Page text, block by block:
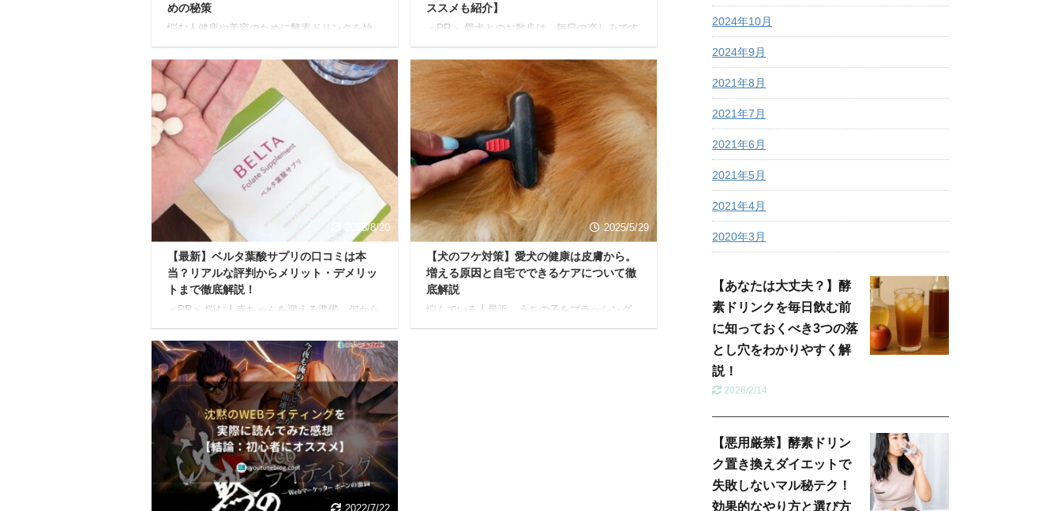
めの秘策
悩む人健康や美容のために酵素ドリンクを始
感じている方は、きっと少なくないでしょ
う。 独特の風味、青臭さ、とろみのある喉ご
し…。 期待していた味と違ってがっかりし、
せっかく買ったのに棚の奥にしまい込んでし
まう。そんな経験、ありませんか？ 本記事で
は、そんな酵素ドリンクの味に悩むあなたの
ために、味が苦手な科学的な理由から、今日
から試せる具体的なアレンジ方法までを徹底
解説します。 読了すれば、もう酵素ドリンク
を「まずい」と諦める必要はありません。 酵
素ドリンクが「まずい ...
ススメも紹介】
＜PR＞ 愛犬とのお散歩は、毎日の楽しみです
うれしくなるものです。 しかし、愛犬にいつ
も着けている首輪が、もしかしたら体に負担
をかけているかもしれません。 悩んでいる人
うちの子、首輪だとお散歩中によく咳き込む
の。引っ張りが強くて、見ていて苦しそうに
見えるし...もしかして、気管が弱いんじゃない
かな…？ このような心配をしている飼い主さ
んは少なくないはず。 本記事を読んでわかる
こと 首輪が愛犬に与える影響 首に優しいハー
ネスを選ぶ時の大切なポイント 特にオススメ
のハ ...
2025/8/20
【最新】ベルタ葉酸サプリの口コミは本
当？リアルな評判からメリット・デメリッ
トまで徹底解説！
＜PR＞ 悩む人赤ちゃんを迎える準備、何から
ちゃんとできてるかな？ 妊活中や妊娠中の女
性は、多くの不安や疑問を抱えることがあり
ますよね。 そんな時「葉酸サプリ」は、赤ち
ゃんの健やかな成長とママの健康維持をサポ
ートする欠かせないアイテムとして注目され
ています。 しかし、たくさんの葉酸サプリの
中から、 どれを選べばいいのか？ 本当に効果
があるのか？ 毎日続けられるか？ と迷う方も
多いでしょう。 そこで、ぜひ知ってほしいの
が「ベルタ葉酸サプリ」です。 ベルタ葉酸サ
プリは7 ...
2025/5/29
【犬のフケ対策】愛犬の健康は皮膚から。
増える原因と自宅でできるケアについて徹
底解説
悩んでいる人最近、うちの子をブラッシング
2022/7/22
2024年10月
2024年9月
2021年8月
2021年7月
2021年6月
2021年5月
2021年4月
2020年3月
【あなたは大丈夫？】酵
素ドリンクを毎日飲む前
に知っておくべき3つの落
とし穴をわかりやすく解
説！
2026/2/14
【悪用厳禁】酵素ドリン
ク置き換えダイエットで
失敗しないマル秘テク！
効果的なやり方と選び方